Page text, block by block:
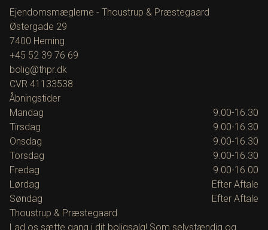
Ejendomsmæglerne - Thoustrup & Præstegaard
Østergade 29
7400 Herning
+45 52 39 76 69
bolig@thpr.dk
CVR 41133538
Åbningstider
Mandag
9.00-16.30
Tirsdag
9.00-16.30
Onsdag
9.00-16.30
Torsdag
9.00-16.30
Fredag
9.00-16.00
Lørdag
Efter Aftale
Søndag
Efter Aftale
Thoustrup & Præstegaard
Lad os sætte gang i dit boligsalg! Som selvstændig og